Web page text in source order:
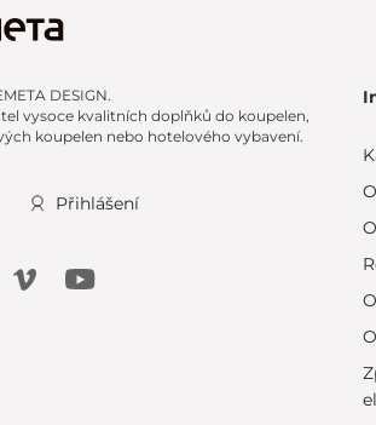
DESIGN.
vysoce kvalitních doplňků do koupelen,
koupelen nebo hotelového vybavení.
Přihlášení